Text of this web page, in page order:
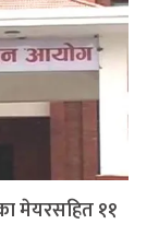
मेयरसहित ११